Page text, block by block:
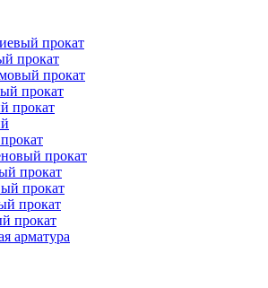
прокат
прокат
прокат
прокат
прокат
прокат
прокат
прокат
прокат
прокат
арматура